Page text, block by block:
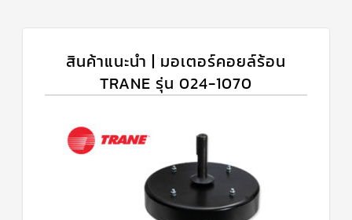
สินค้าแนะนำ | มอเตอร์คอยล์ร้อน
TRANE รุ่น 024-1070